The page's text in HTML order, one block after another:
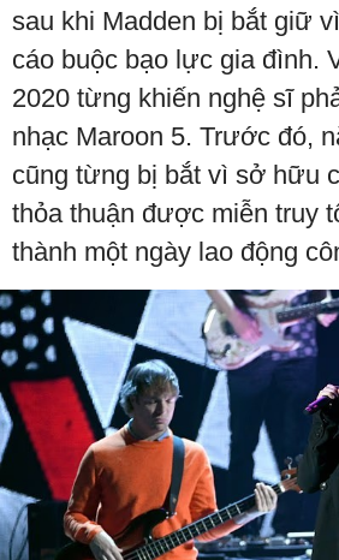
sau khi Madden bị bắt giữ
cáo buộc bạo lực gia đình.
2020 từng khiến nghệ sĩ
nhạc Maroon 5. Trước đó,
cũng từng bị bắt vì sở hữu
thỏa thuận được miễn truy
thành một ngày lao động